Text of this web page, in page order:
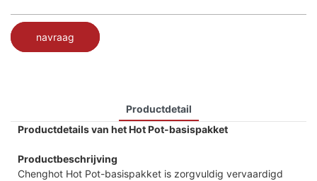
navraag
Productdetail
Productdetails van het Hot Pot-basispakket
Productbeschrijving
Chenghot Hot Pot-basispakket is zorgvuldig vervaardigd